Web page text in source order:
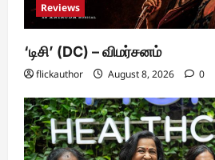
Reviews
‘டிசி’ (DC) – விமர்சனம்
flickauthor August 8, 2026 0